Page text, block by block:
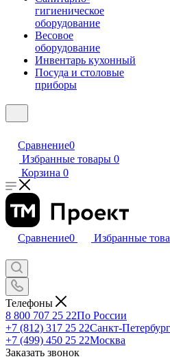
гигиеническое
оборудование
Весовое
оборудование
Инвентарь кухонный
Посуда и столовые
приборы
Сравнение0
Избранные товары 0
Корзина 0
Сравнение0 Избранные
Телефоны
8 800 707 25 22По России
+7 (812) 317 25 22Санкт-Петербург
+7 (499) 450 25 22Москва
Заказать звонок